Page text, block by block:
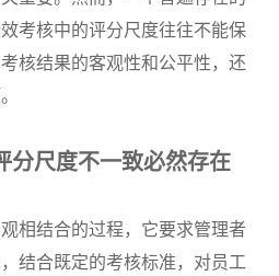
考核中的评分尺度往往不能保
核结果的客观性和公平性，还
分尺度不一致必然存在
相结合的过程，它要求管理者
结合既定的考核标准，对员工